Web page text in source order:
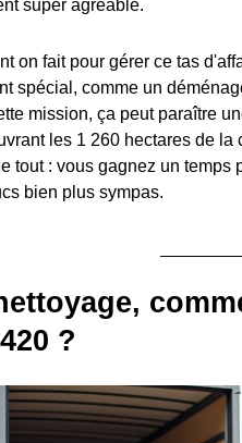
super agréable.
on fait pour gérer ce tas
spécial, comme un
mission, ça peut paraître
les 1 260 hectares de
tout : vous gagnez un
bien plus sympas.
?